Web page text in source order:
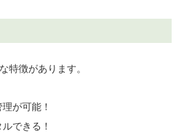
特徴があります。
が可能！
できる！